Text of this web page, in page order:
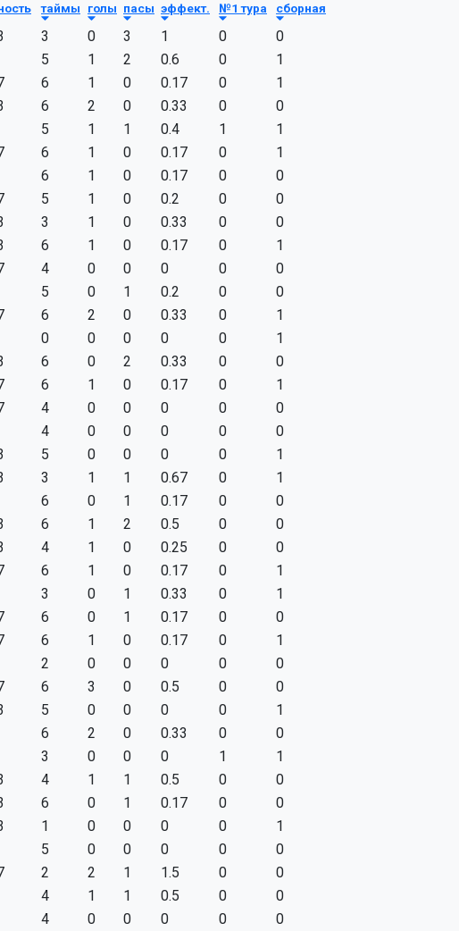
таймы голы пасы эффект. №1 тура сборная
3 0 3 1 0
0
5 1 2 0.6 0
1
6 1 0 0.17 0
1
6 2 0 0.33 0
0
5 1 1 0.4 1
1
6 1 0 0.17 0
1
6 1 0 0.17 0
0
5 1 0 0.2 0
0
3 1 0 0.33 0
0
6 1 0 0.17 0
1
4 0 0 0 0
0
5 0 1 0.2 0
0
6 2 0 0.33 0
1
0 0 0 0 0
1
6 0 2 0.33 0
0
6 1 0 0.17 0
1
4 0 0 0 0
0
4 0 0 0 0
0
5 0 0 0 0
1
3 1 1 0.67 0
1
6 0 1 0.17 0
0
6 1 2 0.5 0
0
4 1 0 0.25 0
0
6 1 0 0.17 0
1
3 0 1 0.33 0
1
6 0 1 0.17 0
0
6 1 0 0.17 0
1
2 0 0 0 0
0
6 3 0 0.5 0
0
5 0 0 0 0
1
6 2 0 0.33 0
0
3 0 0 0 1
1
4 1 1 0.5 0
0
6 0 1 0.17 0
0
1 0 0 0 0
1
5 0 0 0 0
0
2 2 1 1.5 0
0
4 1 1 0.5 0
0
4 0 0 0 0
0